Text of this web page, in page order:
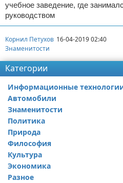
учебное заведение, где
руководством
Корнил Петухов 16-04-2019 02:40
Знаменитости
Категории
Информационные
Автомобили
Знаменитости
Политика
Природа
Философия
Культура
Экономика
Разное